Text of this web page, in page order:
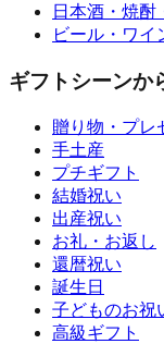
日本酒・焼酎
ビール・ワイ
ギフトシーンか
贈り物・プレ
手土産
プチギフト
結婚祝い
出産祝い
お礼・お返し
還暦祝い
誕生日
子どものお祝
高級ギフト